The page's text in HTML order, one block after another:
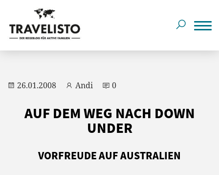
26.01.2008 Andi 0
AUF DEM WEG NACH DOWN
UNDER
VORFREUDE AUF AUSTRALIEN